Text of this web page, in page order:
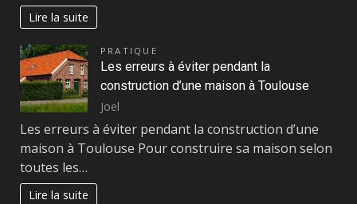
Lire la suite
PRATIQUE
Les erreurs à éviter pendant la
construction d’une maison à Toulouse
Joel
Les erreurs à éviter pendant la construction d’une
maison à Toulouse Pour construire sa maison selon
toutes les…
Lire la suite